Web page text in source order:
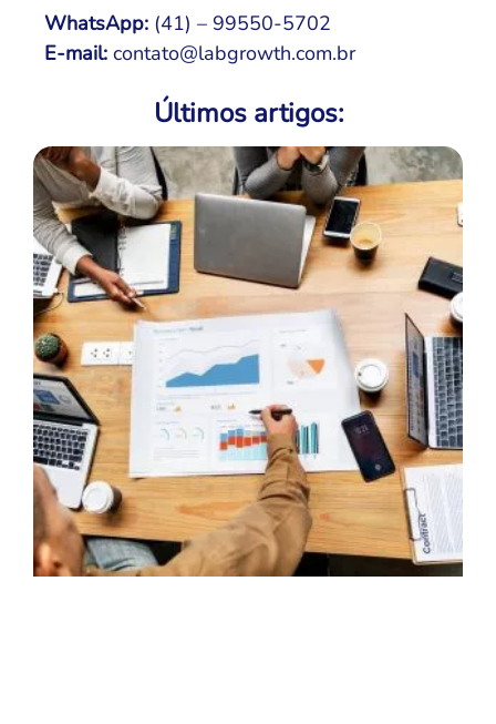
WhatsApp: (41) – 99550-5702
E-mail: contato@labgrowth.com.br
Últimos artigos: